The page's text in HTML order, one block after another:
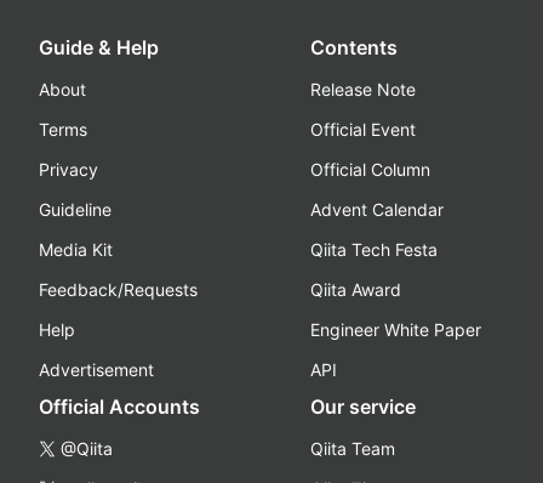
Guide & Help
About
Terms
Privacy
Guideline
Media Kit
Feedback/Requests
Help
Advertisement
Contents
Release Note
Official Event
Official Column
Advent Calendar
Qiita Tech Festa
Qiita Award
Engineer White Paper
API
Official Accounts
@Qiita
Our service
Qiita Team